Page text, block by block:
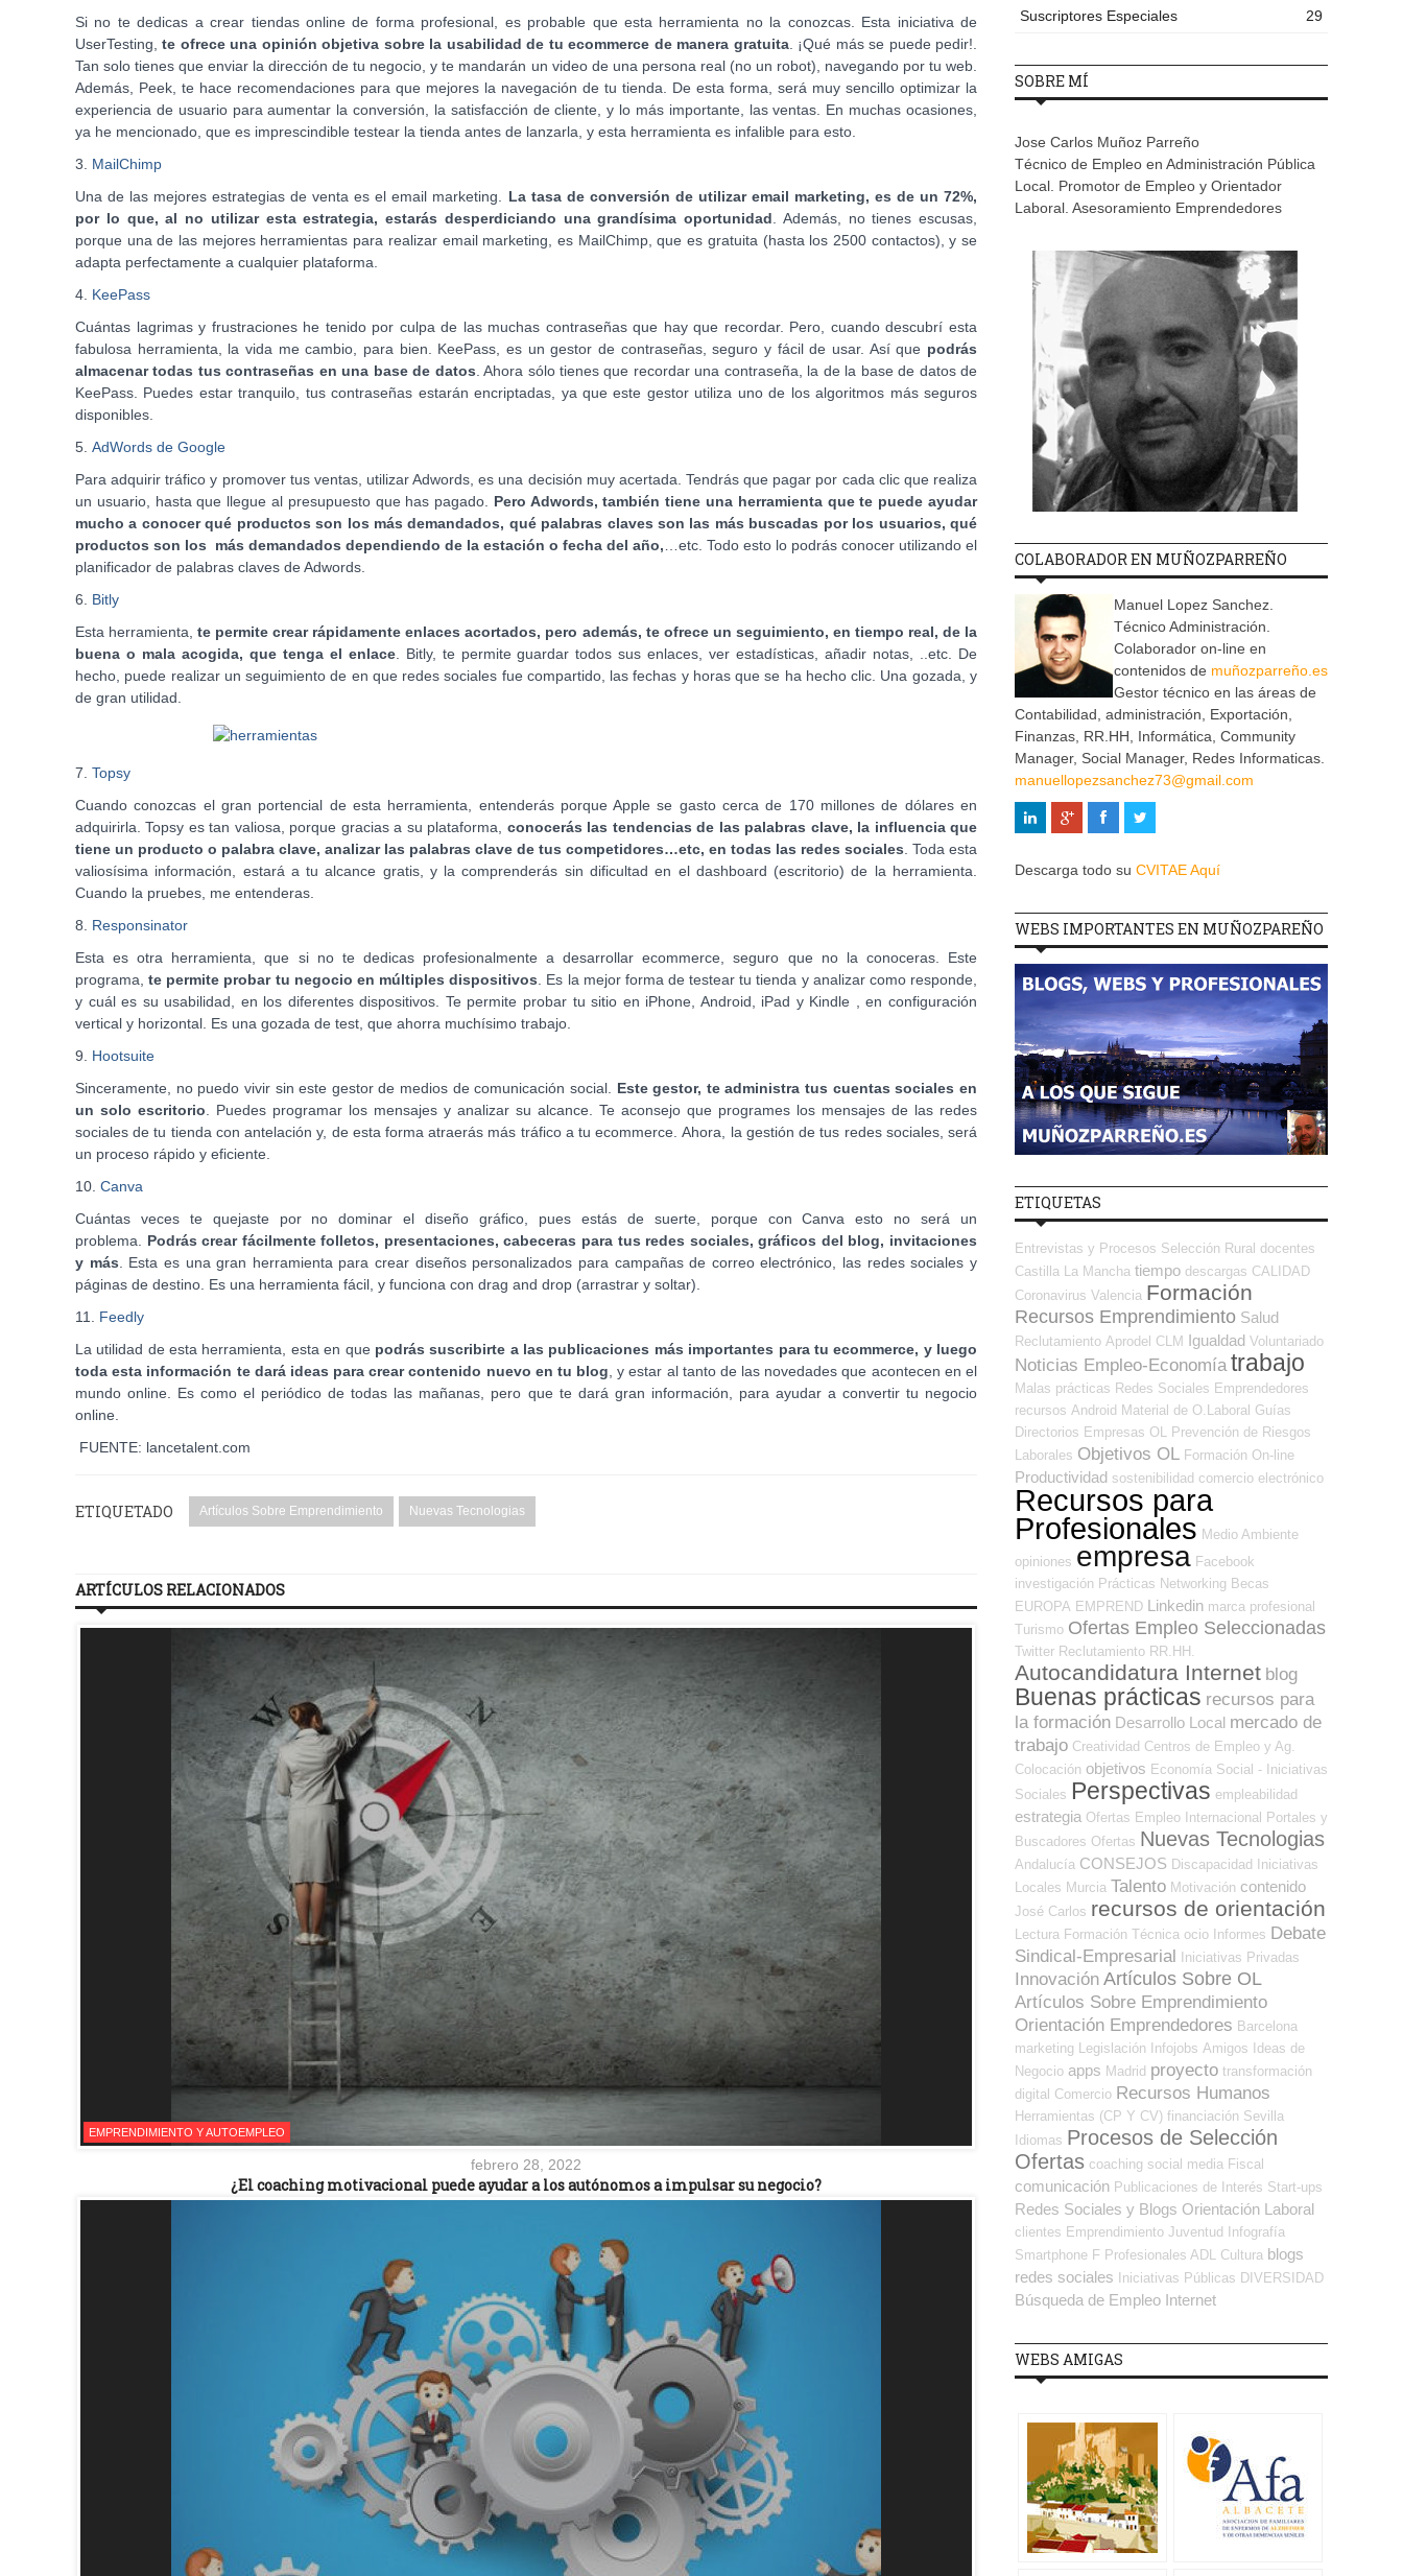
Si no te dedicas a crear tiendas online de forma profesional, es probable que esta herramienta no la conozcas. Esta iniciativa de
UserTesting,te ofrece una opinión objetiva sobre la usabilidad de tu ecommerce de manera gratuita. ¡Qué más se puede pedir!.
Tan solo tienes que enviar la dirección de tu negocio, y te mandarán un video de una persona real (no un robot), navegando por tu web.
Además, Peek, te hace recomendaciones para que mejores la navegación de tu tienda. De esta forma, será muy sencillo optimizar la
experiencia de usuario para aumentar la conversión, la satisfacción de cliente, y lo más importante, las ventas. En muchas ocasiones,
ya he mencionado, que es imprescindible testear la tienda antes de lanzarla, y esta herramienta es infalible para esto.
3. MailChimp
Una de las mejores estrategias de venta es el email marketing. La tasa de conversión de utilizar email marketing, es de un 72%,
por lo que, al no utilizar esta estrategia, estarás desperdiciando una grandísima oportunidad. Además, no tienes escusas,
porque una de las mejores herramientas para realizar email marketing, es MailChimp, que es gratuita (hasta los 2500 contactos), y se
adapta perfectamente a cualquier plataforma.
4. KeePass
Cuántas lagrimas y frustraciones he tenido por culpa de las muchas contraseñas que hay que recordar. Pero, cuando descubrí esta
fabulosa herramienta, la vida me cambio, para bien. KeePass, es un gestor de contraseñas, seguro y fácil de usar. Así que podrás
almacenar todas tus contraseñas en una base de datos. Ahora sólo tienes que recordar una contraseña, la de la base de datos de
KeePass. Puedes estar tranquilo, tus contraseñas estarán encriptadas, ya que este gestor utiliza uno de los algoritmos más seguros
disponibles.
5. AdWords de Google
Para adquirir tráfico y promover tus ventas, utilizar Adwords, es una decisión muy acertada. Tendrás que pagar por cada clic que realiza
un usuario, hasta que llegue al presupuesto que has pagado. Pero Adwords, también tiene una herramienta que te puede ayudar
mucho a conocer qué productos son los más demandados, qué palabras claves son las más buscadas por los usuarios, qué
productos son los más demandados dependiendo de la estación o fecha del año,…etc. Todo esto lo podrás conocer utilizando el
planificador de palabras claves de Adwords.
6. Bitly
Esta herramienta,te permite crear rápidamente enlaces acortados, pero además, te ofrece un seguimiento, en tiempo real, de la
buena o mala acogida, que tenga el enlace. Bitly, te permite guardar todos sus enlaces, ver estadísticas, añadir notas, ..etc. De
hecho, puede realizar un seguimiento de en que redes sociales fue compartido, las fechas y horas que se ha hecho clic. Una gozada, y
de gran utilidad.
7. Topsy
Cuando conozcas el gran portencial de esta herramienta, entenderás porque Apple se gasto cerca de 170 millones de dólares en
adquirirla. Topsy es tan valiosa, porque gracias a su plataforma, conocerás las tendencias de las palabras clave, la influencia que
tiene un producto o palabra clave, analizar las palabras clave de tus competidores…etc, en todas las redes sociales. Toda esta
valiosísima información, estará a tu alcance gratis, y la comprenderás sin dificultad en el dashboard (escritorio) de la herramienta.
Cuando la pruebes, me entenderas.
8. Responsinator
Esta es otra herramienta, que si no te dedicas profesionalmente a desarrollar ecommerce, seguro que no la conoceras. Este
programa,te permite probar tu negocio en múltiples dispositivos. Es la mejor forma de testear tu tienda y analizar como responde,
y cuál es su usabilidad, en los diferentes dispositivos. Te permite probar tu sitio en iPhone, Android, iPad y Kindle , en configuración
vertical y horizontal. Es una gozada de test, que ahorra muchísimo trabajo.
9. Hootsuite
Sinceramente, no puedo vivir sin este gestor de medios de comunicación social. Este gestor, te administra tus cuentas sociales en
un solo escritorio. Puedes programar los mensajes y analizar su alcance. Te aconsejo que programes los mensajes de las redes
sociales de tu tienda con antelación y, de esta forma atraerás más tráfico a tu ecommerce. Ahora, la gestión de tus redes sociales, será
un proceso rápido y eficiente.
10. Canva
Cuántas veces te quejaste por no dominar el diseño gráfico, pues estás de suerte, porque con Canva esto no será un
problema. Podrás crear fácilmente folletos, presentaciones, cabeceras para tus redes sociales, gráficos del blog, invitaciones
y más. Esta es una gran herramienta para crear diseños personalizados para campañas de correo electrónico, las redes sociales y
páginas de destino. Es una herramienta fácil, y funciona con drag and drop (arrastrar y soltar).
11. Feedly
La utilidad de esta herramienta, esta en que podrás suscribirte a las publicaciones más importantes para tu ecommerce, y luego
toda esta información te dará ideas para crear contenido nuevo en tu blog, y estar al tanto de las novedades que acontecen en el
mundo online. Es como el periódico de todas las mañanas, pero que te dará gran información, para ayudar a convertir tu negocio
online.
FUENTE: lancetalent.com
ETIQUETADO Artículos Sobre Emprendimiento Nuevas Tecnologias
ARTÍCULOS RELACIONADOS
EMPRENDIMIENTO Y AUTOEMPLEO
febrero 28, 2022
¿El coaching motivacional puede ayudar a los autónomos a impulsar su negocio?
Suscriptores Especiales
29
SOBRE MÍ
Jose Carlos Muñoz Parreño
Técnico de Empleo en Administración Pública
Local. Promotor de Empleo y Orientador
Laboral. Asesoramiento Emprendedores
COLABORADOR EN MUÑOZPARREÑO
Manuel Lopez Sanchez.
Técnico Administración.
Colaborador on-line en
contenidos de muñozparreño.es
Gestor técnico en las áreas de
Contabilidad, administración, Exportación,
Finanzas, RR.HH, Informática, Community
Manager, Social Manager, Redes Informaticas.
manuellopezsanchez73@gmail.com
Descarga todo su CVITAE Aquí
WEBS IMPORTANTES EN MUÑOZPAREÑO
ETIQUETAS
Entrevistas y Procesos Selección Rural docentes
Castilla La Mancha tiempo descargas CALIDAD
Coronavirus Valencia Formación
Recursos Emprendimiento Salud
Reclutamiento Aprodel CLM Igualdad Voluntariado
Noticias Empleo-Economía trabajo
Malas prácticas Redes Sociales Emprendedores
recursos Android Material de O.Laboral Guías
Directorios Empresas OL
Prevención de Riesgos
Laborales Objetivos OL Formación On-line
Productividad sostenibilidad comercio electrónico
Recursos para
Profesionales Medio Ambiente
opiniones empresa Facebook
investigación Prácticas Networking Becas
EUROPA EMPREND Linkedin marca profesional
Turismo Ofertas Empleo Seleccionadas
Twitter Reclutamiento RR.HH.
Autocandidatura Internet blog
Buenas prácticas recursos para
la formación Desarrollo Local mercado de
trabajo Creatividad Centros de Empleo y Ag.
Colocación objetivos Economía Social - Iniciativas
Sociales Perspectivas empleabilidad
estrategia Ofertas Empleo Internacional
Portales y
Buscadores Ofertas Nuevas Tecnologias
Andalucía CONSEJOS Discapacidad
Iniciativas
Locales Murcia Talento Motivación contenido
José Carlos recursos de orientación
Lectura Formación Técnica ocio Informes Debate
Sindical-Empresarial
Iniciativas Privadas
Innovación Artículos Sobre OL
Artículos Sobre Emprendimiento
Orientación Emprendedores Barcelona
marketing
Legislación Infojobs Amigos
Ideas de
Negocio apps Madrid proyecto transformación
digital Comercio Recursos Humanos
Herramientas (CP Y CV) financiación Sevilla
Idiomas Procesos de Selección
Ofertas coaching social media Fiscal
comunicación Publicaciones de Interés Start-ups
Redes Sociales y Blogs Orientación Laboral
clientes Emprendimiento Juventud
Infografía
Smartphone F Profesionales ADL Cultura blogs
redes sociales
Iniciativas Públicas DIVERSIDAD
Búsqueda de Empleo Internet
WEBS AMIGAS